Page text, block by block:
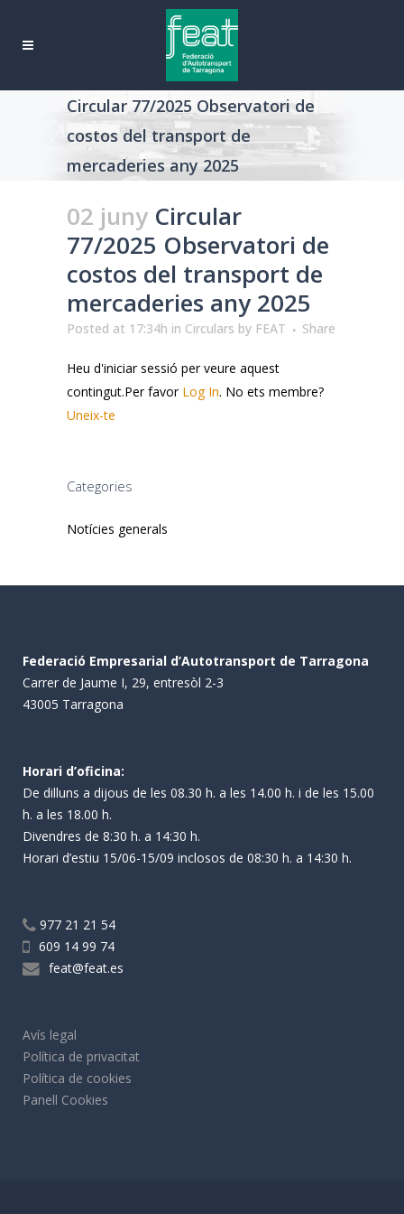
Circular 77/2025 Observatori de
costos del transport de
mercaderies any 2025
02 juny Circular
77/2025 Observatori de
costos del transport de
mercaderies any 2025
Posted at 17:34h in Circulars by FEAT Share
Heu d'iniciar sessió per veure aquest
contingut.Per favor Log In. No ets membre?
Uneix-te
Categories
Notícies generals
Federació Empresarial d’Autotransport de Tarragona
Carrer de Jaume I, 29, entresòl 2-3
43005 Tarragona
Horari d’oficina:
De dilluns a dijous de les 08.30 h. a les 14.00 h. i de les 15.00
h. a les 18.00 h.
Divendres de 8:30 h. a 14:30 h.
Horari d’estiu 15/06-15/09 inclosos de 08:30 h. a 14:30 h.
977 21 21 54
609 14 99 74
feat@feat.es
Avís legal
Política de privacitat
Política de cookies
Panell Cookies